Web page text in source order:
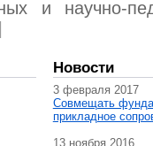
и научно-
Новости
3 февраля 2017
Совмещать
прикладное
13 ноября 2016